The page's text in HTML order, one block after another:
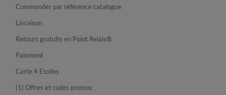
Commander par référence catalogue
Livraison
Retours gratuits en Point Relais®
Paiement
Carte 4 Etoiles
(1) Offres et codes promos